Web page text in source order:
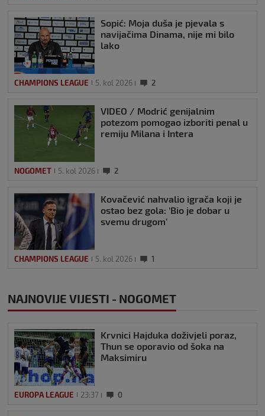
Sopić: Moja duša je pjevala s
navijačima Dinama, nije mi bilo
lako
CHAMPIONS LEAGUE 5. kol 2026 2
VIDEO / Modrić genijalnim
potezom pomogao izboriti penal u
remiju Milana i Intera
NOGOMET 5. kol 2026 2
Kovačević nahvalio igrača koji je
ostao bez gola: ‘Bio je dobar u
svemu drugom’
CHAMPIONS LEAGUE 5. kol 2026 1
NAJNOVIJE VIJESTI - NOGOMET
Krvnici Hajduka doživjeli poraz,
Thun se oporavio od šoka na
Maksimiru
EUROPA LEAGUE 23:37 0